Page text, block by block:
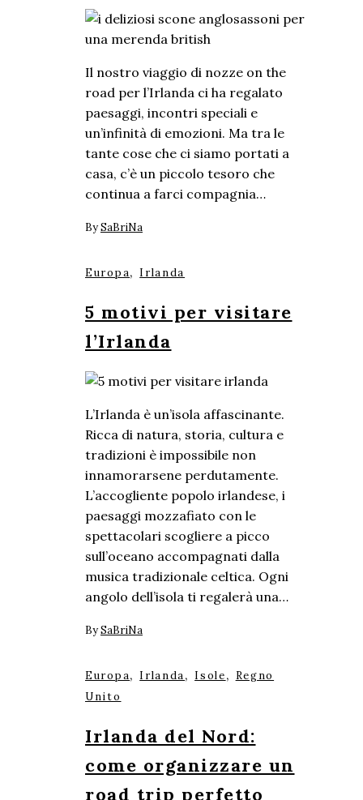
Il nostro viaggio di nozze on the
road per l’Irlanda ci ha regalato
paesaggi, incontri speciali e
un’infinità di emozioni. Ma tra le
tante cose che ci siamo portati a
casa, c’è un piccolo tesoro che
continua a farci compagnia…
BySaBriNa
Europa, Irlanda
5 motivi per visitare
l’Irlanda
L’Irlanda è un’isola affascinante.
Ricca di natura, storia, cultura e
tradizioni è impossibile non
innamorarsene perdutamente.
L’accogliente popolo irlandese, i
paesaggi mozzafiato con le
spettacolari scogliere a picco
sull’oceano accompagnati dalla
musica tradizionale celtica. Ogni
angolo dell’isola ti regalerà una…
BySaBriNa
Europa, Irlanda, Isole, Regno
Unito
Irlanda del Nord:
come organizzare un
road trip perfetto